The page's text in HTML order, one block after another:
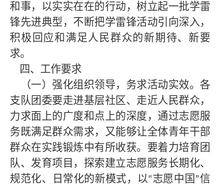
和事，以实实在在的行动，树立起一批学雷
锋先进典型，不断把学雷锋活动引向深入，
积极回应和满足人民群众的新期待、新要
求。
四、工作要求
（一）强化组织领导，务求活动实效。各
支队团委要走进基层社区、走近人民群众，
力求面上的广度和点上的深度，通过志愿服
务既满足群众需求，又能够让全体青年干部
群众在实践锻炼中有所收获。要着力培育团
队、发育项目，探索建立志愿服务长期化、
规范化、日常化的新模式，以“志愿中国 ”信